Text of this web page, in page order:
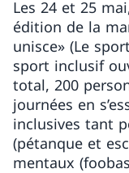
Les 24 et 25
édition de la
unisce» (Le
sport inclusif
total, 200
journées en
inclusives tant
(pétanque et
mentaux